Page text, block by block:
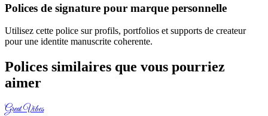
Polices de signature pour marque personnelle
Utilisez cette police sur profils, portfolios et supports de createur
pour une identite manuscrite coherente.
Polices similaires que vous pourriez
aimer
Great Vibes